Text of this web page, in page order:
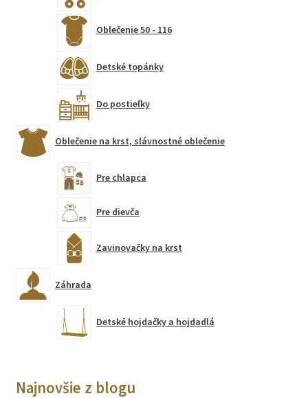
Oblečenie 50 - 116
Detské topánky
Do postieľky
Oblečenie na krst, slávnostné oblečenie
Pre chlapca
Pre dievča
Zavinovačky na krst
Záhrada
Detské hojdačky a hojdadlá
Najnovšie z blogu